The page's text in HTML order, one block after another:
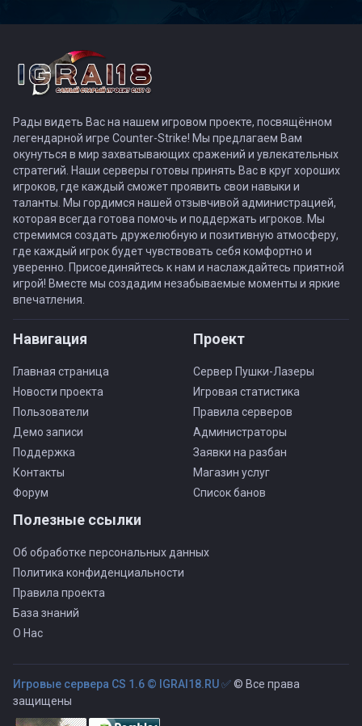
Рады видеть Вас на нашем игровом проекте, посвящённом
легендарной игре Counter-Strike! Мы предлагаем Вам
окунуться в мир захватывающих сражений и увлекательных
стратегий. Наши серверы готовы принять Вас в круг хороших
игроков, где каждый сможет проявить свои навыки и
таланты. Мы гордимся нашей отзывчивой администрацией,
которая всегда готова помочь и поддержать игроков. Мы
стремимся создать дружелюбную и позитивную атмосферу,
где каждый игрок будет чувствовать себя комфортно и
уверенно. Присоединяйтесь к нам и наслаждайтесь приятной
игрой! Вместе мы создадим незабываемые моменты и яркие
впечатления.
Навигация
Главная страница
Новости проекта
Пользователи
Демо записи
Поддержка
Контакты
Форум
Проект
Сервер Пушки-Лазеры
Игровая статистика
Правила серверов
Администраторы
Заявки на разбан
Магазин услуг
Список банов
Полезные ссылки
Об обработке персональных данных
Политика конфиденциальности
Правила проекта
База знаний
О Нас
Игровые сервера CS 1.6 © IGRAI18.RU ✅© Все права
защищены